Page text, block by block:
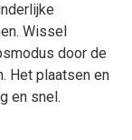
Wissel
door de
Het plaatsen en
en snel.